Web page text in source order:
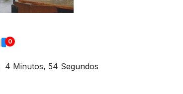
0
4 Minutos, 54 Segundos